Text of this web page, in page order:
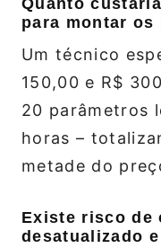
Quanto
para montar os
Um técnico
150,00 e R$
20 parâmetros
horas –
metade do
Existe risco de
desatualizado